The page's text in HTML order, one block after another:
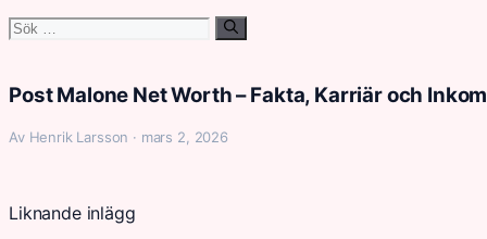
Sök
Post Malone Net Worth – Fakta, Karriär och
Av Henrik Larsson · mars 2, 2026
Liknande inlägg